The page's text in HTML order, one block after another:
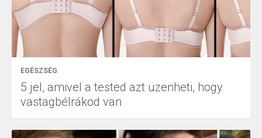
EGÉSZSÉG
5 jel, amivel a tested azt üzenheti, hogy
vastagbélrákod van